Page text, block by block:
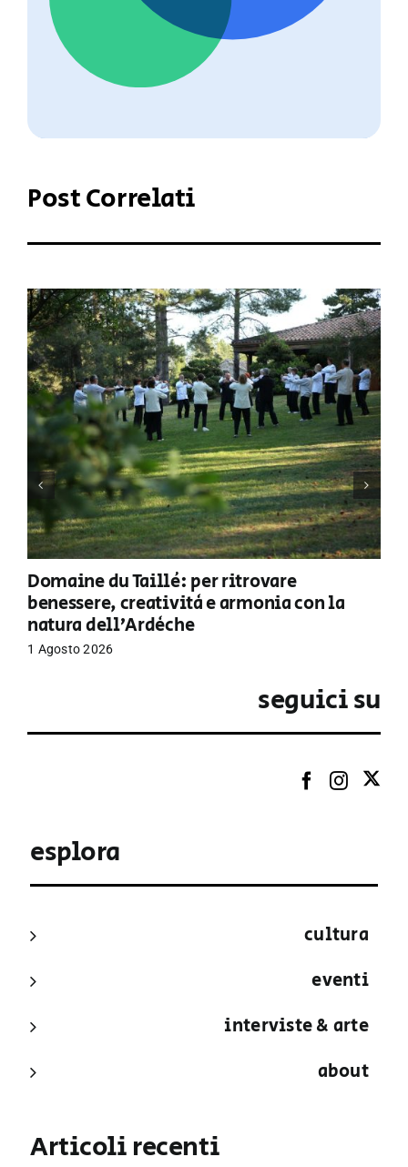
Post Correlati
Domaine du Taillé: per ritrovare
benessere, creatività e armonia con la
natura dell’Ardèche
1 Agosto 2026
seguici su
esplora
cultura
eventi
interviste & arte
about
Articoli recenti